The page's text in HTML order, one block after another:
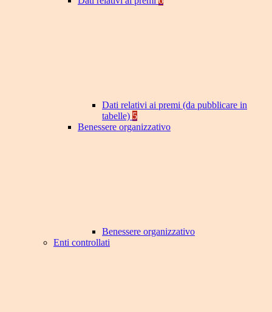
Dati relativi ai premi (da pubblicare in
tabelle) 5
Benessere organizzativo
Benessere organizzativo
Enti controllati